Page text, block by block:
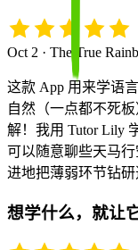
Oct 2 · The True
这款 App 用来学语
自然（一点都不死
解！我用 Tutor Lily
可以随意聊些天马
进地把薄弱环节钻研
想学什么，就让